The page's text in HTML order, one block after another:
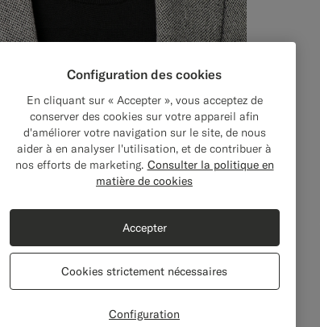
Configuration des cookies
En cliquant sur « Accepter », vous acceptez de
conserver des cookies sur votre appareil afin
d'améliorer votre navigation sur le site, de nous
aider à en analyser l'utilisation, et de contribuer à
nos efforts de marketing. Consulter la politique en
matière de cookies
Configuration
Cookies strictement nécessaires
Accepter